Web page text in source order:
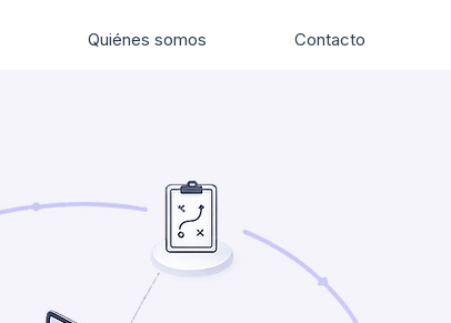
Quiénes somos Contacto